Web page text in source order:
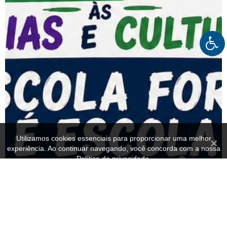
Utilizamos cookies essenciais para proporcionar uma melhor
experiência. Ao continuar navegando, você concorda com a nossa
Política de privacidade.